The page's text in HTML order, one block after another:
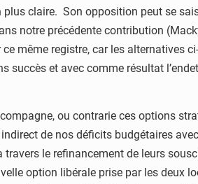
claire. Son opposition peut se
notre précédente contribution
ce même registre, car les
succès et avec comme résultat
ou contrarie ces options
de nos déficits budgétaires
le refinancement de leurs
option libérale prise par les deux